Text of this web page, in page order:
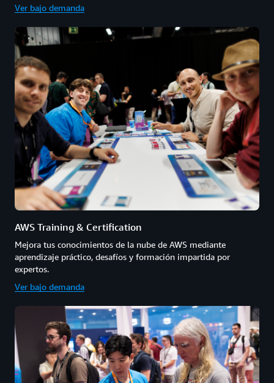
Ver bajo demanda
AWS Training & Certification
Mejora tus conocimientos de la nube de AWS mediante
aprendizaje práctico, desafíos y formación impartida por
expertos.
Ver bajo demanda